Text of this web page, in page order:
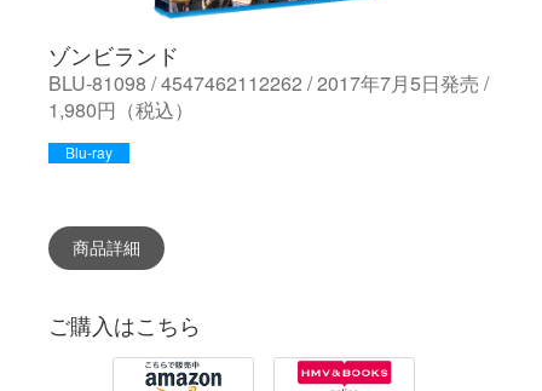
ゾンビランド
BLU-81098 / 4547462112262 / 2017年7月5日発売 /
1,980円（税込）
Blu-ray
商品詳細
ご購入はこちら